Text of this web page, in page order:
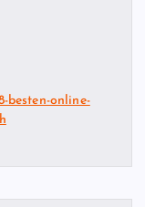
besten-online-